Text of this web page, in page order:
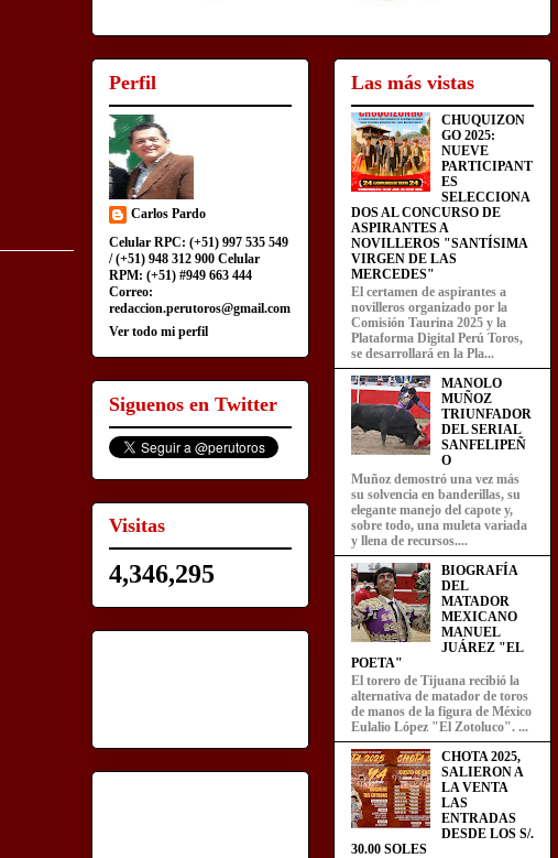
Perfil
Carlos Pardo
Celular RPC: (+51) 997 535 549
/ (+51) 948 312 900 Celular
RPM: (+51) #949 663 444
Correo:
redaccion.perutoros@gmail.com
Ver todo mi perfil
Siguenos en Twitter
Visitas
4,346,295
Las más vistas
CHUQUIZON
GO 2025:
NUEVE
PARTICIPANT
ES
SELECCIONA
DOS AL CONCURSO DE
ASPIRANTES A
NOVILLEROS "SANTÍSIMA
VIRGEN DE LAS
MERCEDES"
El certamen de aspirantes a
novilleros organizado por la
Comisión Taurina 2025 y la
Plataforma Digital Perú Toros,
se desarrollará en la Pla...
MANOLO
MUÑOZ
TRIUNFADOR
DEL SERIAL
SANFELIPEÑ
O
Muñoz demostró una vez más
su solvencia en banderillas, su
elegante manejo del capote y,
sobre todo, una muleta variada
y llena de recursos....
BIOGRAFÍA
DEL
MATADOR
MEXICANO
MANUEL
JUÁREZ "EL
POETA"
El torero de Tijuana recibió la
alternativa de matador de toros
de manos de la figura de México
Eulalio López "El Zotoluco". ...
CHOTA 2025,
SALIERON A
LA VENTA
LAS
ENTRADAS
DESDE LOS S/.
30.00 SOLES